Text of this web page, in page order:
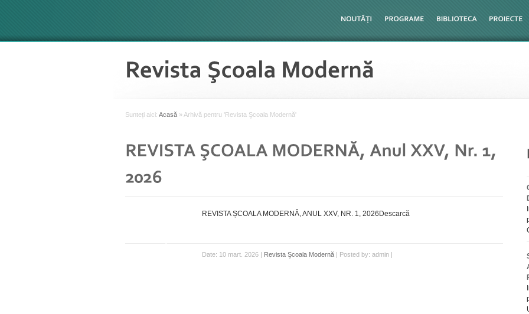
Sunteți aici: Acasă » Arhivă pentru 'Revista Şcoala Modernă'
REVISTA ȘCOALA MODERNĂ, ANUL XXV, NR. 1, 2026Descarcă
Date: 10 mart. 2026 | Revista Şcoala Modernă | Posted by: admin |